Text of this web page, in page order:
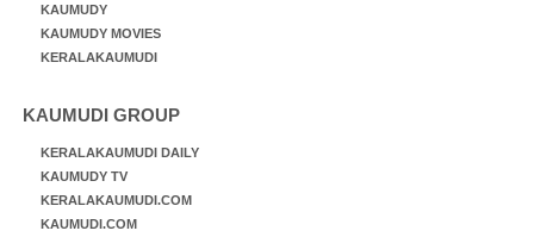
KAUMUDY
KAUMUDY MOVIES
KERALAKAUMUDI
KAUMUDI GROUP
KERALAKAUMUDI DAILY
KAUMUDY TV
KERALAKAUMUDI.COM
KAUMUDI.COM